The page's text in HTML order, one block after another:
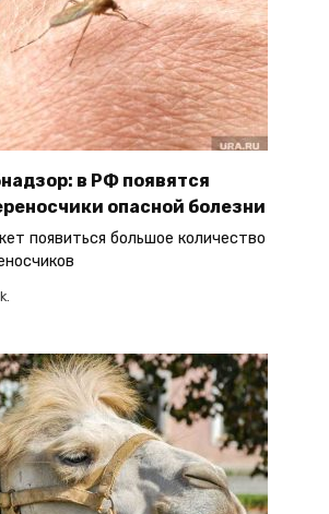
в РФ появятся
опасной болезни
появиться большое количество